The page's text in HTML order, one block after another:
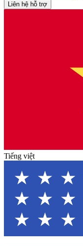
Liên hệ hỗ trợ
Tiếng việt